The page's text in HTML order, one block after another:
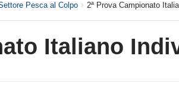
Pesca al Colpo 2ª Prova Campionato
Italiano